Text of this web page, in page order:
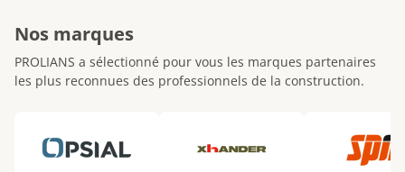
Nos marques
PROLIANS a sélectionné pour vous les marques partenaires
les plus reconnues des professionnels de la construction.